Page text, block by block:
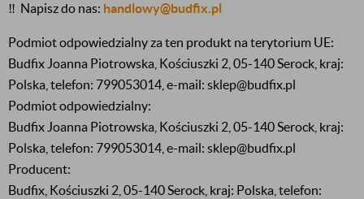
‼️ Napisz do nas: handlowy@budfix.pl
Podmiot odpowiedzialny za ten produkt na terytorium UE:
Budfix Joanna Piotrowska, Kościuszki 2, 05-140 Serock, kraj:
Polska, telefon: 799053014, e-mail: sklep@budfix.pl
Podmiot odpowiedzialny:
Budfix Joanna Piotrowska, Kościuszki 2, 05-140 Serock, kraj:
Polska, telefon: 799053014, e-mail: sklep@budfix.pl
Producent:
Budfix, Kościuszki 2, 05-140 Serock, kraj: Polska, telefon: